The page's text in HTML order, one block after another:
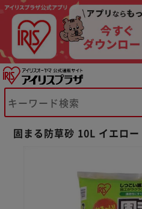
固まる防草砂 10L イエロー